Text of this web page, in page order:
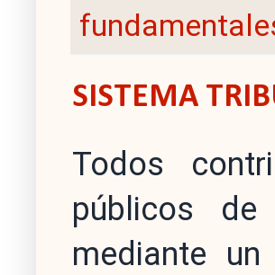
SISTEMA
Todos
públicos
mediante